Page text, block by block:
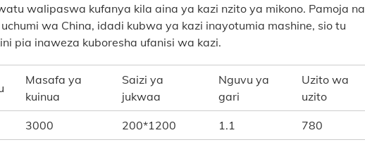
walipaswa kufanya kila aina ya kazi nzito ya mikono. Pamoja na
wa China, idadi kubwa ya kazi inayotumia mashine, sio tu
pia inaweza kuboresha ufanisi wa kazi.
Masafa ya
kuinua
Saizi ya
jukwaa
Nguvu ya
gari
Uzito wa
uzito
3000 200*1200 1.1 780